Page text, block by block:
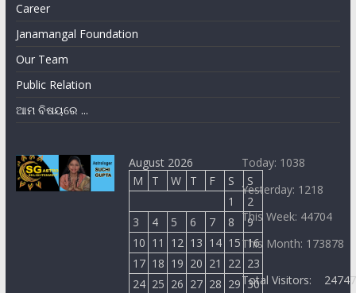
Career
Janamangal Foundation
Our Team
Public Relation
ଆମ ବିଷୟରେ ...
August 2026
M
T W T F S
S
1
2
3
4 5 6 7 8
9
10 11 12 13 14 15 16
17 18 19 20 21 22 23
24 25 26 27 28 29 30
Today: 1038
Yesterday: 1218
This Week: 44704
This Month: 173878
Total Visitors: